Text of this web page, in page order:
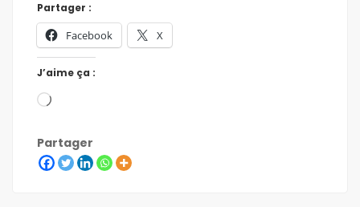
Partager :
Facebook X
J’aime ça :
Partager